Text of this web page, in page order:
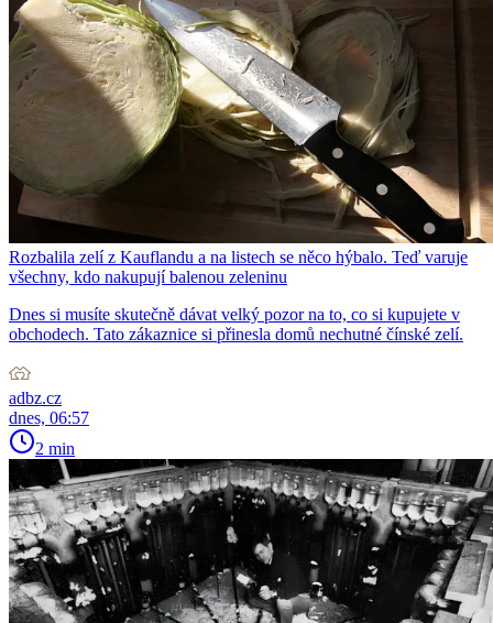
Rozbalila zelí z Kauflandu a na listech se něco hýbalo. Teď varuje
všechny, kdo nakupují balenou zeleninu
Dnes si musíte skutečně dávat velký pozor na to, co si kupujete v
obchodech. Tato zákaznice si přinesla domů nechutné čínské zelí.
adbz.cz
dnes, 06:57
2 min